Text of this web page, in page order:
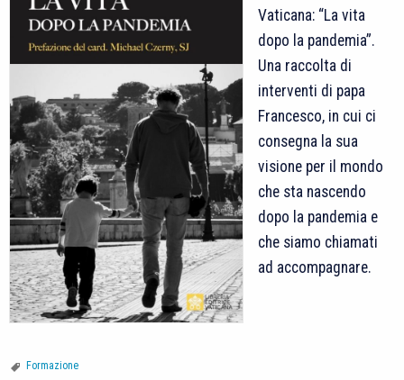
Vaticana: “La vita
dopo la pandemia”.
Una raccolta di
interventi di papa
Francesco, in cui ci
consegna la sua
visione per il mondo
che sta nascendo
dopo la pandemia e
che siamo chiamati
ad accompagnare.
Formazione